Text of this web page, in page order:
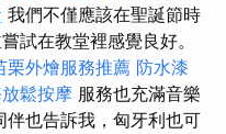
我們不僅應該在聖誕節時
試在教堂裡感覺良好。
栗外燴服務推薦 防水漆
鬆按摩 服務也充滿音樂
伴也告訴我，匈牙利也可